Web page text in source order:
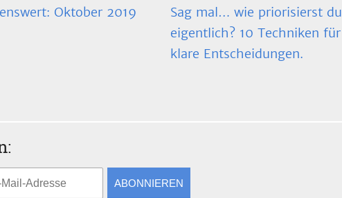
Oktober 2019
Sag mal… wie priorisierst du
eigentlich? 10 Techniken für
klare Entscheidungen.
ABONNIEREN